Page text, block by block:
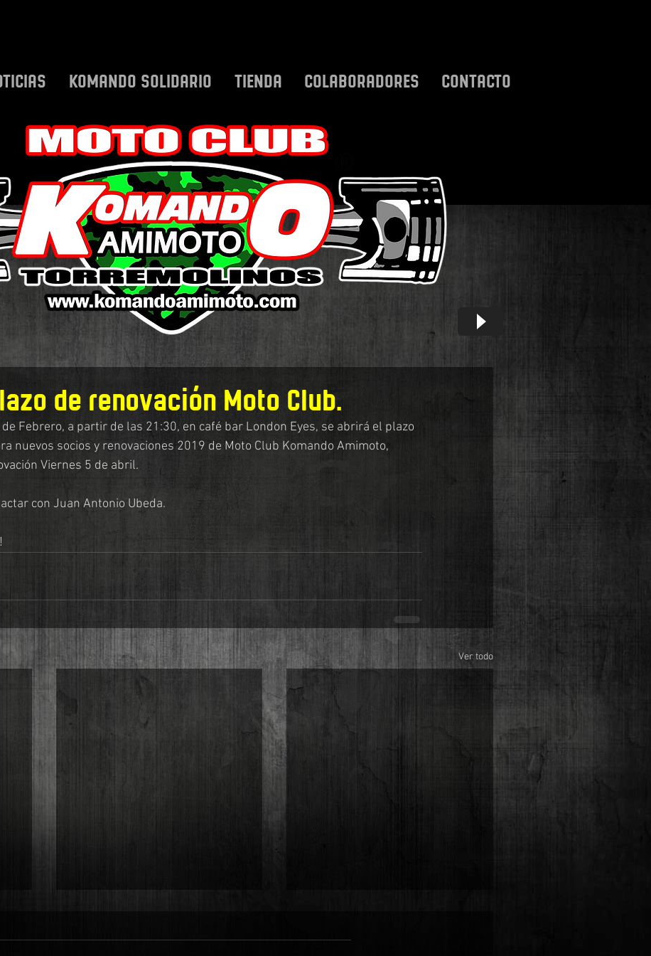
KOMANDO SOLIDARIO TIENDA COLABORADORES CONTACTO
de renovación Moto Club.
Febrero, a partir de las 21:30, en café bar London Eyes, se abrirá el plazo
nuevos socios y renovaciones 2019 de Moto Club Komando Amimoto,
Viernes 5 de abril.
con Juan Antonio Ubeda.
Ver todo